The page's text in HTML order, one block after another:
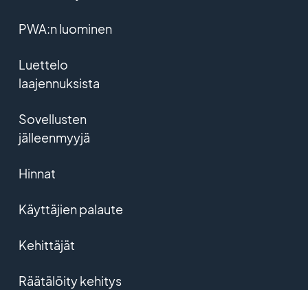
PWA:n luominen
Luettelo
laajennuksista
Sovellusten
jälleenmyyjä
Hinnat
Käyttäjien palaute
Kehittäjät
Räätälöity kehitys